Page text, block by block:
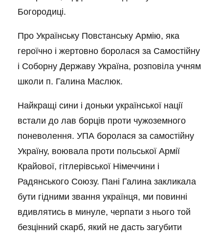
Богородиці.
Про Українську Повстанську Армію, яка
героїчно і жертовно боролася за Самостійну
і Соборну Державу Україна, розповіла учням
школи п. Галина Маслюк.
Найкращі сини і доньки української нації
встали до лав борців проти чужоземного
поневолення. УПА боролася за самостійну
Україну, воювала проти польської Армії
Крайової, гітлерівської Німеччини і
Радянського Союзу. Пані Галина закликала
бути гідними звання українця, ми повинні
вдивлятись в минуле, черпати з нього той
безцінний скарб, який не дасть загубити